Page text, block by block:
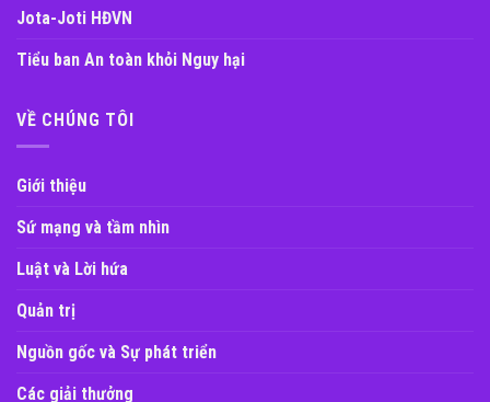
Jota-Joti HĐVN
Tiểu ban An toàn khỏi Nguy hại
VỀ CHÚNG TÔI
Giới thiệu
Sứ mạng và tầm nhìn
Luật và Lời hứa
Quản trị
Nguồn gốc và Sự phát triển
Các giải thưởng